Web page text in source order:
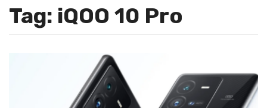
Tag: iQOO 10 Pro